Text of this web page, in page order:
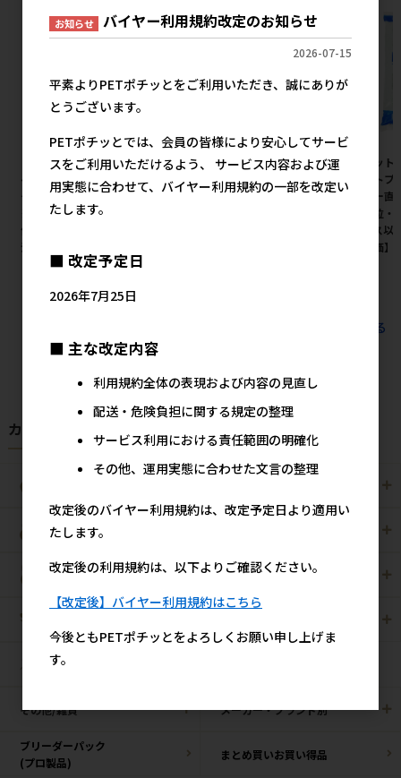
［ペティオアドメイト(直送)］
ペット用リバーシブル電気ヒー
ター ハード M ※メーカー直送
※発注単位・最低発注数量(納
価合計：税抜５万円以上)にご
注意下さい
参考上代
5,045円
［ペットプロジャパン］ペット
プロ BIGガム スティック型 4本
【8月特価】
［ペッ
ペット
ーカー
注単位
ケース
月特価】
すべてのおすすめ商品を見る
カテゴリから探す
犬猫用
小動物用 鳥用
昆虫
その他/雑貨 メーカー・ブランド別
ブリーダーパック
(プロ製品)
まとめ買いお買い得品
お知らせ バイヤー利用規約改定のお知らせ
2026-07-15
平素よりPETポチッとをご利用いただき、誠にありが
とうございます。
PETポチッとでは、会員の皆様により安心してサービ
スをご利用いただけるよう、 サービス内容および運
用実態に合わせて、バイヤー利用規約の一部を改定い
たします。
■ 改定予定日
2026年7月25日
■ 主な改定内容
利用規約全体の表現および内容の見直し
配送・危険負担に関する規定の整理
サービス利用における責任範囲の明確化
その他、運用実態に合わせた文言の整理
改定後のバイヤー利用規約は、改定予定日より適用い
たします。
改定後の利用規約は、以下よりご確認ください。
【改定後】バイヤー利用規約はこちら
今後ともPETポチッとをよろしくお願い申し上げま
す。